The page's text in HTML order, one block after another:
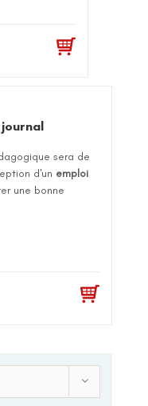
sera de
d'un emploi
une bonne